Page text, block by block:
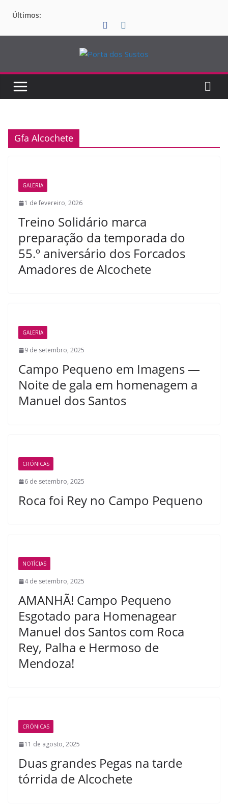
paraÚltimos:
Gfa Alcochete
GALERIA
1 de fevereiro, 2026
Treino Solidário marca
preparação da temporada do
55.º aniversário dos Forcados
Amadores de Alcochete
GALERIA
9 de setembro, 2025
Campo Pequeno em Imagens —
Noite de gala em homenagem a
Manuel dos Santos
CRÓNICAS
6 de setembro, 2025
Roca foi Rey no Campo Pequeno
NOTÍCIAS
4 de setembro, 2025
AMANHÃ! Campo Pequeno
Esgotado para Homenagear
Manuel dos Santos com Roca
Rey, Palha e Hermoso de
Mendoza!
CRÓNICAS
11 de agosto, 2025
Duas grandes Pegas na tarde
tórrida de Alcochete